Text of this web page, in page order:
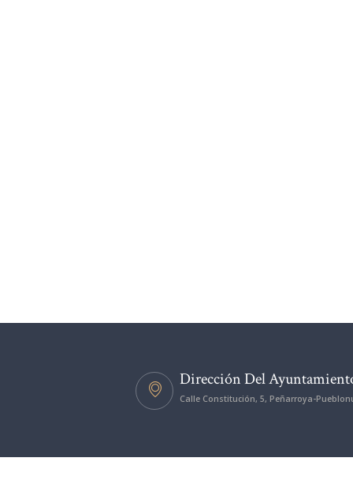
Dirección Del
Calle Constitución, 5, Peñarroya-